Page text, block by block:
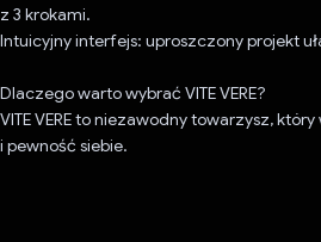
z 3 krokami.
Intuicyjny interfejs: uproszczony projekt
Dlaczego warto wybrać VITE VERE?
VITE VERE to niezawodny towarzysz,
i pewność siebie.